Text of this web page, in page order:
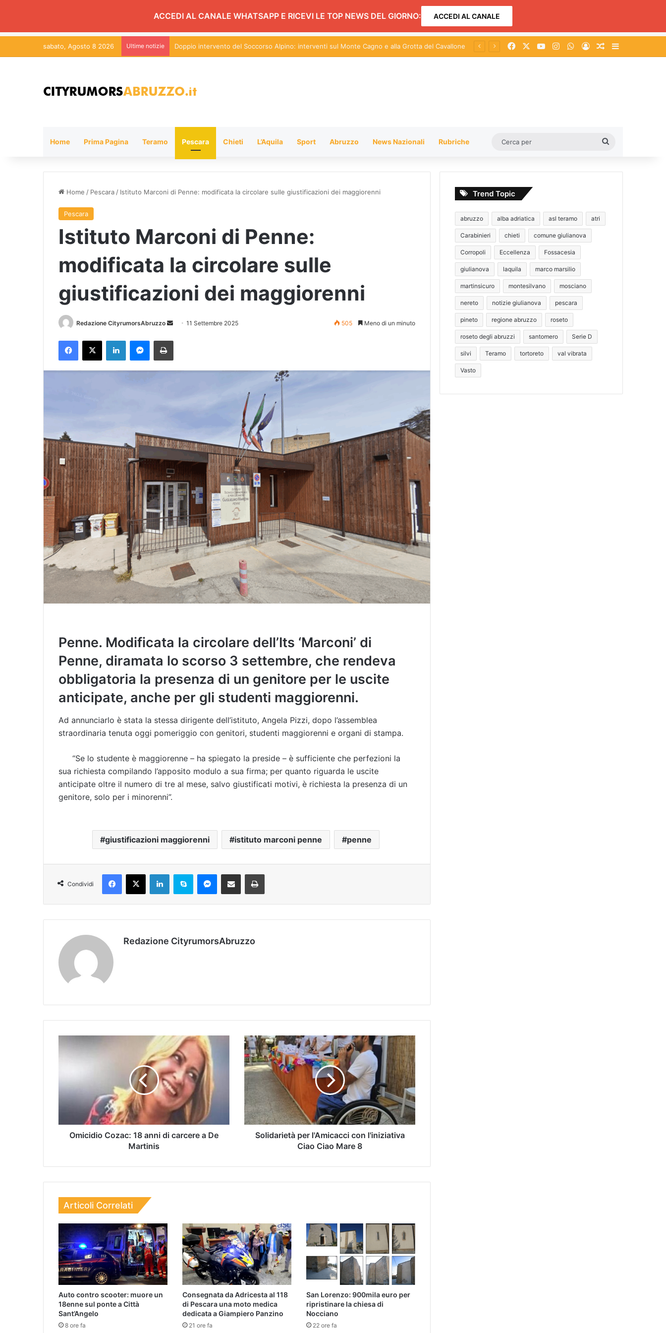
ACCEDI AL CANALE WHATSAPP E RICEVI LE TOP NEWS DEL GIORNO: ACCEDI AL CANALE
sabato, Agosto 8 2026 Ultime notizie Alpinisti morti in Nepal: i familiari di Marco di Marcello in viaggio Facebook You TubeInstagramWhatsApp
AccediUn articolo a
Home Prima Pagina Teramo Pescara Chieti L’Aquila Sport Abruzzo News Nazionali Rubriche
Home / Pescara / Istituto Marconi di Penne: modificata la circolare sulle giustificazioni dei maggiorenni
Pescara
Istituto Marconi di Penne:
modificata la circolare sulle
giustificazioni dei maggiorenni
Redazione CityrumorsAbruzzo
i
a
a
11 Settembre 2025 505 Meno di un minuto
Penne. Modificata la circolare dell’Its ‘Marconi’ di
Penne, diramata lo scorso 3 settembre, che rendeva
obbligatoria la presenza di un genitore per le uscite
anticipate, anche per gli studenti maggiorenni.
Ad annunciarlo è stata la stessa dirigente dell’istituto, Angela Pizzi, dopo l’assemblea
straordinaria tenuta oggi pomeriggio con genitori, studenti maggiorenni e organi di stampa.
“Se lo studente è maggiorenne – ha spiegato la preside – è sufficiente che perfezioni la
sua richiesta compilando l’apposito modulo a sua firma; per quanto riguarda le uscite
anticipate oltre il numero di tre al mese, salvo giustificati motivi, è richiesta la presenza di un
genitore, solo per i minorenni”.
giustificazioni maggiorenni istituto marconi penne penne
Condividi
Redazione CityrumorsAbruzzo
Omicidio Cozac: 18 anni di carcere a De
Martinis
Solidarietà per l'Amicacci con l'iniziativa
Ciao Ciao Mare 8
Articoli Correlati
Auto contro scooter: muore un
18enne sul ponte a Città
Sant’Angelo
8 ore fa
Consegnata da Adricesta al 118
di Pescara una moto medica
dedicata a Giampiero Panzino
21 ore fa
San Lorenzo: 900mila euro per
ripristinare la chiesa di
Nocciano
22 ore fa
Trend Topic
abruzzo alba adriatica asl teramo atri
Carabinieri chieti comune giulianova
Corropoli Eccellenza Fossacesia
giulianova laquila marco marsilio
martinsicuro montesilvano mosciano
nereto notizie giulianova pescara
pineto regione abruzzo roseto
roseto degli abruzzi santomero Serie D
silvi Teramo tortoreto val vibrata
Vasto